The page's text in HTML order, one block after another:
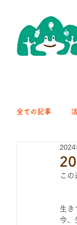
全ての記事
クラブ｜く
2024
こ
生き
今、